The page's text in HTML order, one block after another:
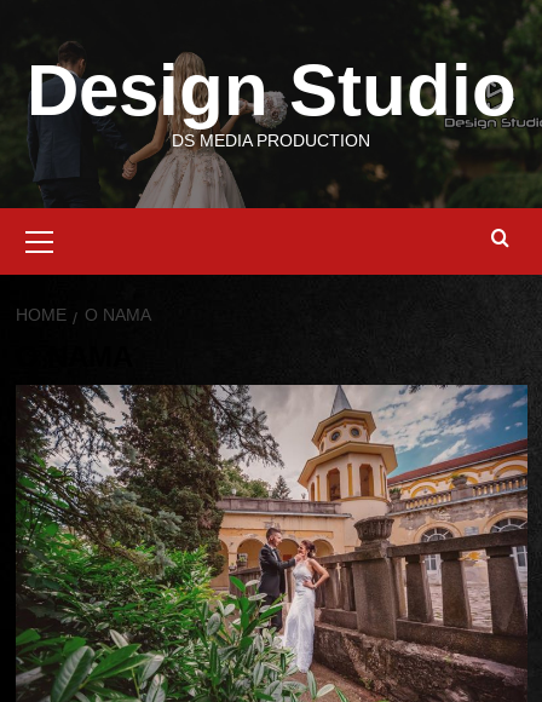
content
Design Studio
DS MEDIA PRODUCTION
Menu
HOME O NAMA